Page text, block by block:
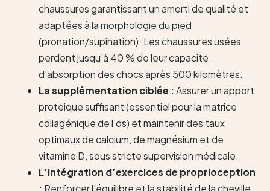
chaussures garantissant un amorti de qualité et
adaptées à la morphologie du pied
(pronation/supination). Les chaussures usées
perdent jusqu’à 40 % de leur capacité
d’absorption des chocs après 500 kilomètres.
La supplémentation ciblée :Assurer un apport
protéique suffisant (essentiel pour la matrice
collagénique de l’os) et maintenir des taux
optimaux de calcium, de magnésium et de
vitamine D, sous stricte supervision médicale.
L’intégration d’exercices de proprioception
: Renforcer l’équilibre et la stabilité de la cheville